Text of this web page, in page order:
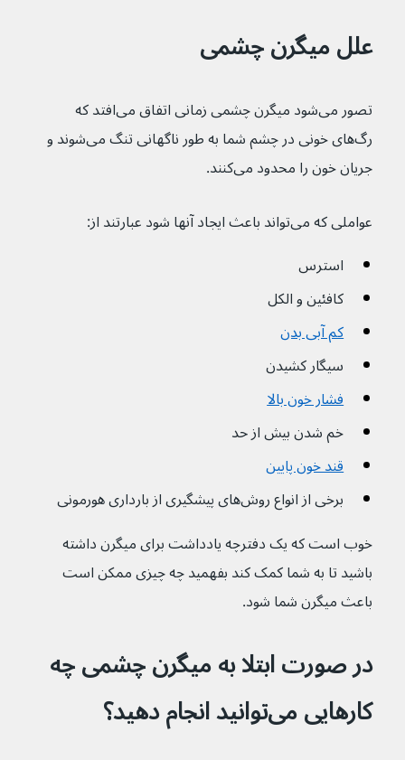
علل میگرن چشمی
تصور می‌شود میگرن چشمی زمانی اتفاق می‌افتد که
رگ‌های خونی در چشم شما به طور ناگهانی تنگ می‌شوند و
جریان خون را محدود می‌کنند.
عواملی که می‌تواند باعث ایجاد آنها شود عبارتند از:
استرس
کافئین و الکل
کم آبی بدن
سیگار کشیدن
فشار خون بالا
خم شدن بیش از حد
قند خون پایین
برخی از انواع روش‌های پیشگیری از بارداری هورمونی
خوب است که یک دفترچه یادداشت برای میگرن داشته
باشید تا به شما کمک کند بفهمید چه چیزی ممکن است
باعث میگرن شما شود.
در صورت ابتلا به میگرن چشمی چه
کارهایی می‌توانید انجام دهید؟